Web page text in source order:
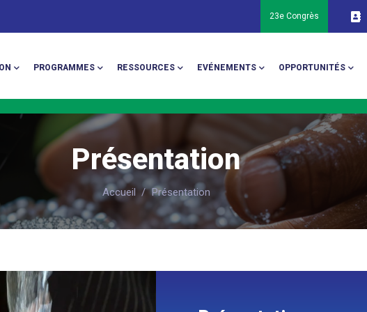
23e Congrès
PROGRAMMES RESSOURCES EVÉNEMENTS OPPORTUNITÉS
Présentation
Accueil / Présentation